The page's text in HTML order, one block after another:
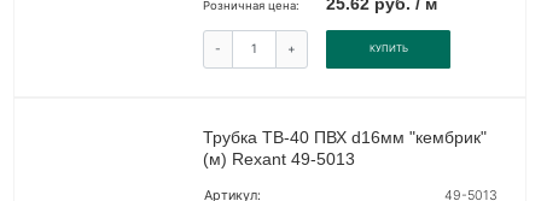
Розничная цена: 25.62 руб. / м
- + КУПИТЬ
Трубка ТВ-40 ПВХ d16мм "кембрик"
(м) Rexant 49-5013
Артикул:
49-5013